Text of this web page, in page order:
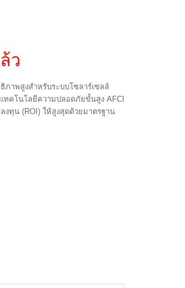
ว
ภาพสูงสำหรับระบบโซลาร์เซลล์
ทคโนโลยีความปลอดภัยขั้นสูง AFCI
ทุน (ROI) ให้สูงสุดด้วยมาตรฐาน